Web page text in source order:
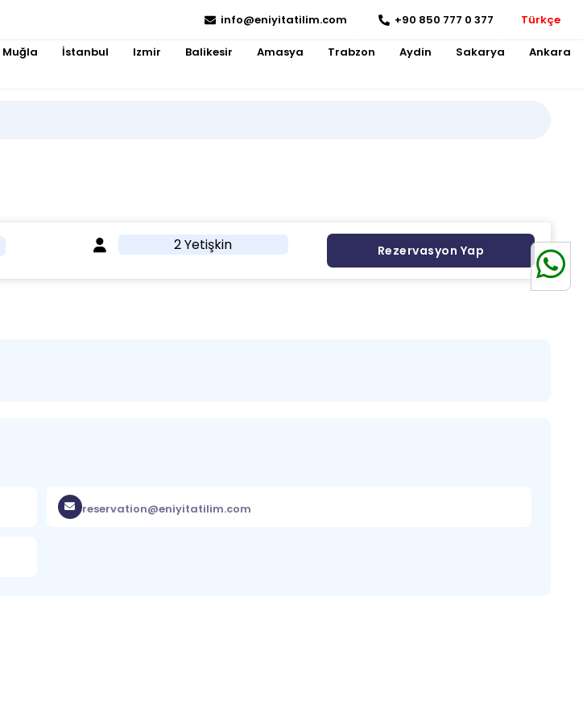
info@eniyitatilim.com +90 850 777 0 377 Türkçe
Muğla İstanbul Izmir Balikesir Amasya Trabzon Aydin Sakarya Ankara
2 Yetişkin Rezervasyon Yap
reservation@eniyitatilim.com